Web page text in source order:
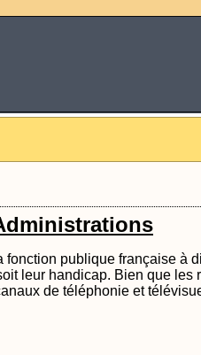
publique française à
leur handicap. Bien que les
de téléphonie et